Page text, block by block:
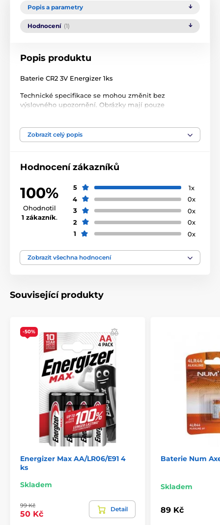
Popis a parametry
Hodnocení (1)
Popis produktu
Baterie CR2 3V Energizer 1ks
Technické specifikace se mohou změnit bez
výslovného upozornění. Obrázky mají pouze
Příslušenství výcvikové obojky
Příslušenství protištěkací obojky Baterie
Zobrazit celý popis
Hodnocení zákazníků
100%
Ohodnotil
1 zákazník.
5
1x
4
0x
3
0x
2
0x
1
0x
Zobrazit všechna hodnocení
Související produkty
-50%
Energizer Max AA/LR06/E91 4
ks
Skladem
99 Kč
50 Kč
Detail
Baterie Num
Skladem
89 Kč